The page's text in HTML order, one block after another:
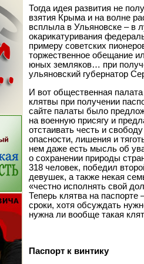
Тогда идея развития не
взятия Крыма и на волне
всплыла в Ульяновске – в
окарикатуривания
примеру советских
торжественное обещание
юных земляков… при
ульяновский губернатор
И вот общественная
клятвы при получении
сайте палаты было
на военную присягу и
отстаивать честь и
опасности, лишения и
нем даже есть мысль об
о сохранении природы
318 человек, победил
девушек, а также некая
«честно исполнять свой
Теперь клятва на
сроки, хотя обсуждать
нужна ли вообще такая
Паспорт к винтику